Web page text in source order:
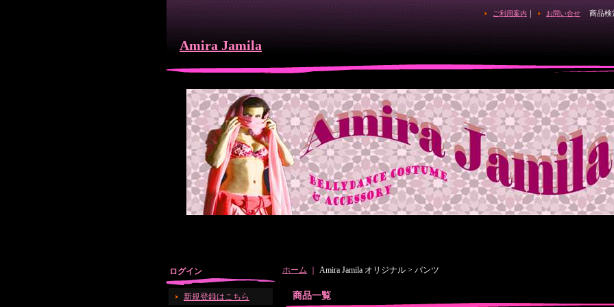
Amira Jamila
ご利用案内 ｜ お問い合せ 商品検
ログイン
新規登録はこちら
ホーム Amira Jamila オリジナル > パンツ
商品一覧